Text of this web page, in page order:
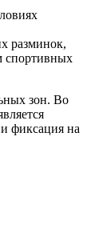
разминок,
спортивных
зон. Во
фиксация на